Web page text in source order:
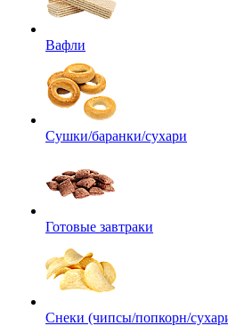
Вафли
Сушки/баранки/сухари
Готовые завтраки
Снеки (чипсы/попкорн/